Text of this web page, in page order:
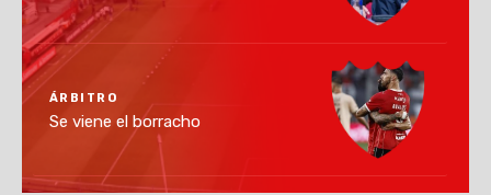
ÁRBITRO
Se viene el borracho